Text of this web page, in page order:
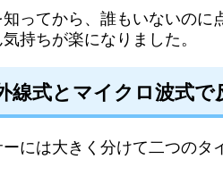
知ってから、誰もいないの
持ちが楽になりました。
線式とマイクロ波式で
には大きく分けて二つのタ